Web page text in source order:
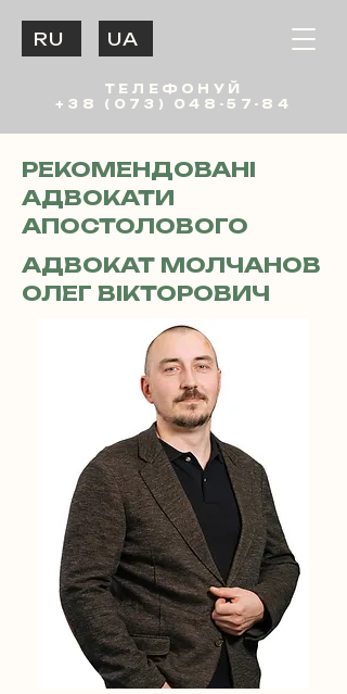
ТЕЛЕФОНУЙ
+38 (073) 048-57-84
UA
RU
РЕКОМЕНДОВАНІ
АДВОКАТИ
АПОСТОЛОВОГО
АДВОКАТ МОЛЧАНОВ
ОЛЕГ ВІКТОРОВИЧ